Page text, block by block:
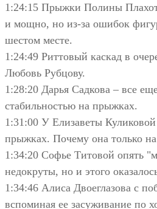
1:24:15 Прыжки Полины
и мощно, но из-за ошибок
шестом месте.
1:24:49 Риттовый каскад в
Любовь Рубцову.
1:28:20 Дарья Садкова – все
стабильностью на прыжках.
1:31:00 У Елизаветы
прыжках. Почему она только на
1:34:20 Софье Титовой опять
недокруты, но и этого
1:34:46 Алиса Двоеглазова с
вспоминая ее засуживание по